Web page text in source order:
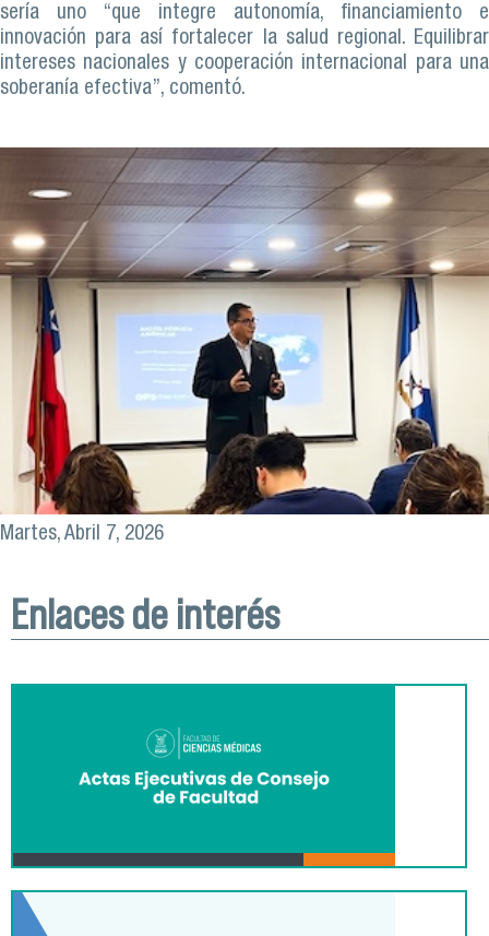
sería uno “que integre autonomía, financiamiento e
innovación para así fortalecer la salud regional. Equilibrar
intereses nacionales y cooperación internacional para una
soberanía efectiva”, comentó.
Martes, Abril 7, 2026
Enlaces de interés